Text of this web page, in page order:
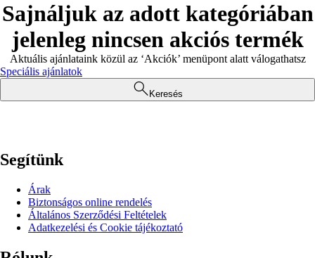
Sajnáljuk az adott kategóriában
jelenleg nincsen akciós termék
Aktuális ajánlataink közül az ‘Akciók’ menüpont alatt válogathatsz
Speciális ajánlatok
Keresés
Segítünk
Árak
Biztonságos online rendelés
Általános Szerződési Feltételek
Adatkezelési és Cookie tájékoztató